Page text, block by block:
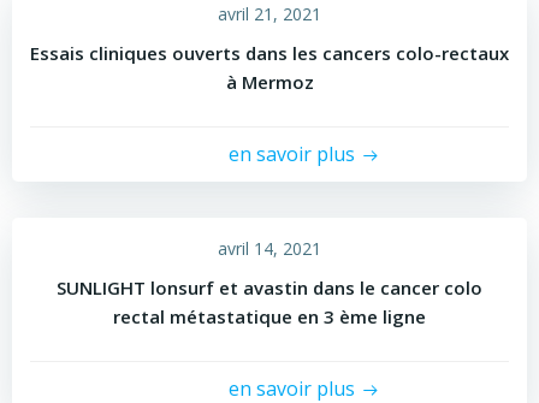
avril 21, 2021
Essais cliniques ouverts dans les cancers colo-rectaux
à Mermoz
en savoir plus
avril 14, 2021
SUNLIGHT lonsurf et avastin dans le cancer colo
rectal métastatique en 3 ème ligne
en savoir plus